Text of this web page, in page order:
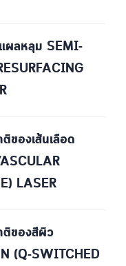
แผลหลุม SEMI-
ของเส้นเลือด
LASER
ติของสีผิว
(Q-SWITCHED